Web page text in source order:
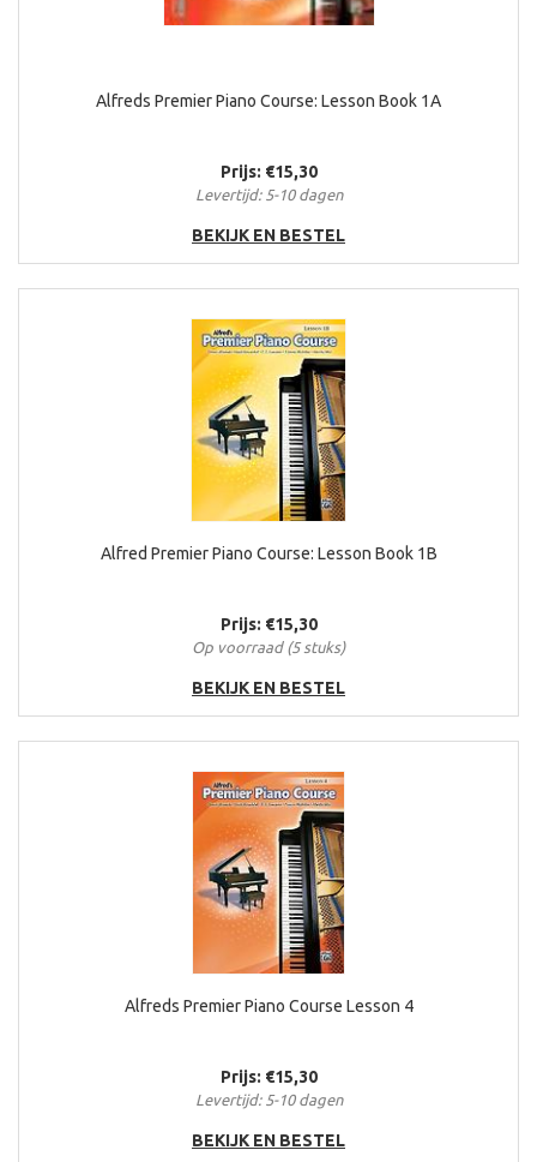
Alfreds Premier Piano Course: Lesson Book 1A
Prijs: €15,30
Levertijd: 5-10 dagen
BEKIJK EN BESTEL
Alfred Premier Piano Course: Lesson Book 1B
Prijs: €15,30
Op voorraad (5 stuks)
BEKIJK EN BESTEL
Alfreds Premier Piano Course Lesson 4
Prijs: €15,30
Levertijd: 5-10 dagen
BEKIJK EN BESTEL